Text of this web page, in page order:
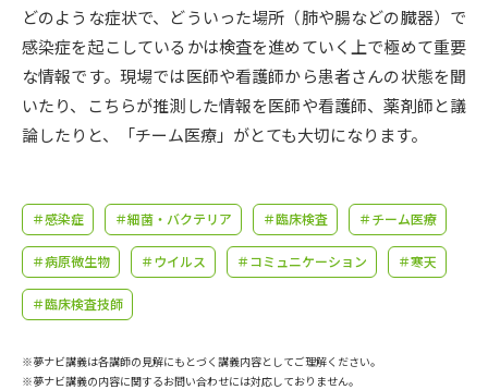
先輩が入学を決めた理由 テレメール全国一斉進学調査
新生活お役立ちガイド
大学で学びたい学問発見
学問のミニ講義「夢ナビ講義」
学問の教科書 夢ナビライブ
どのような症状で、どういった場所（肺や腸などの臓器）で
感染症を起こしているかは検査を進めていく上で極めて重要
な情報です。現場では医師や看護師から患者さんの状態を聞
いたり、こちらが推測した情報を医師や看護師、薬剤師と議
論したりと、「チーム医療」がとても大切になります。
＃感染症 ＃細菌・バクテリア ＃臨床検査 ＃チーム医療
＃病原微生物 ＃ウイルス ＃コミュニケーション ＃寒天
＃臨床検査技師
※夢ナビ講義は各講師の見解にもとづく講義内容としてご理解ください。
※夢ナビ講義の内容に関するお問い合わせには対応しておりません。